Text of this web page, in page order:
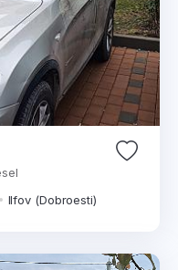
Ilfov (Dobroesti)